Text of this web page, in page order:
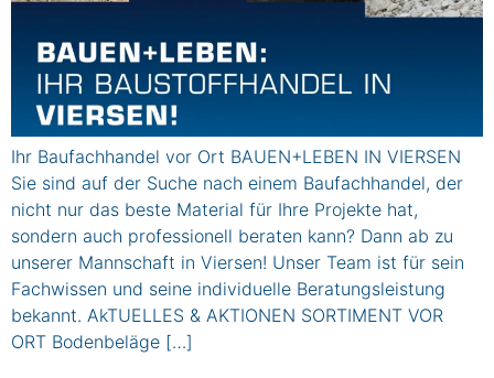
Ihr Baufachhandel vor Ort BAUEN+LEBEN IN VIERSEN
Sie sind auf der Suche nach einem Baufachhandel, der
nicht nur das beste Material für Ihre Projekte hat,
sondern auch professionell beraten kann? Dann ab zu
unserer Mannschaft in Viersen! Unser Team ist für sein
Fachwissen und seine individuelle Beratungsleistung
bekannt. AkTUELLES & AKTIONEN SORTIMENT VOR
ORT Bodenbeläge […]